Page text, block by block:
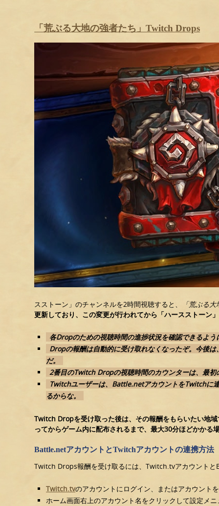
「荒ぶる大地の強者たち」Twitch Drops
スストーン」のチャンネルを2時間視聴すると、
「荒ぶる
更新しており、この変更が行われてから「ハースストー
各Dropのための視聴時間の進捗状況を確認できるよう
Dropの報酬は自動的に受け取れなくなったぞ。今後
だ。
2番目のTwitch Dropの視聴時間のカウンターは、最
Twitchユーザーは、Battle.netアカウントをTwitchに
るからな。
Twitch Dropを受け取った後は、その報酬をもらいたい地
ってからゲーム内に配布されるまで、最大30分ほどかかる
Battle.netアカウントとTwitchアカウントの連携方法
Twitch Drops報酬を受け取るには、Twitch.tvアカウント
Twitch.tvのアカウントにログイン、またはアカウント
ホーム画面右上のアカウント名をクリックして設定メ